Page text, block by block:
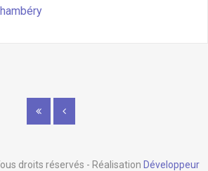
droits réservés - Réalisation Développeur